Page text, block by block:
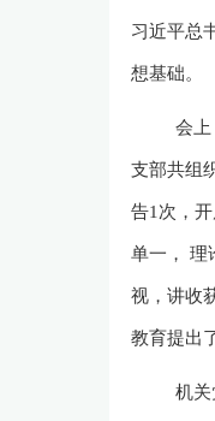
习近平总
想基础。
会
支部共组
告1次，
单一， 理
视，讲收
教育提出
机